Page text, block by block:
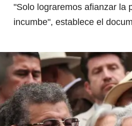
"Solo lograremos afianzar la
incumbe", establece el